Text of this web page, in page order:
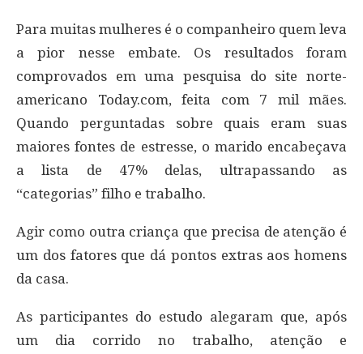
Para muitas mulheres é o companheiro quem leva
a pior nesse embate. Os resultados foram
comprovados em uma pesquisa do site norte-
americano Today.com, feita com 7 mil mães.
Quando perguntadas sobre quais eram suas
maiores fontes de estresse, o marido encabeçava
a lista de 47% delas, ultrapassando as
“categorias” filho e trabalho.
Agir como outra criança que precisa de atenção é
um dos fatores que dá pontos extras aos homens
da casa.
As participantes do estudo alegaram que, após
um dia corrido no trabalho, atenção e